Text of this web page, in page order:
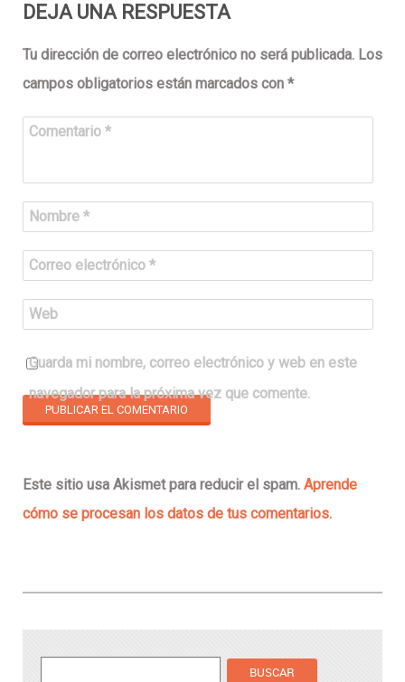
DEJA UNA RESPUESTA
Tu dirección de correo electrónico no será publicada. Los
campos obligatorios están marcados con *
Comentario *
Nombre *
Correo electrónico *
Web
Guarda mi nombre, correo electrónico y web en este
navegador para la próxima vez que comente.
Este sitio usa Akismet para reducir el spam. Aprende
cómo se procesan los datos de tus comentarios.